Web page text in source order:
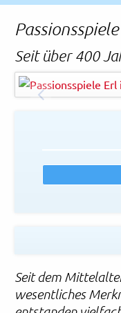
Seit über 400
Bergfee - AdobeStock
© EasyBUS
Seit dem
wesentliches
Rechtliches und AGB
Reiseversicherung